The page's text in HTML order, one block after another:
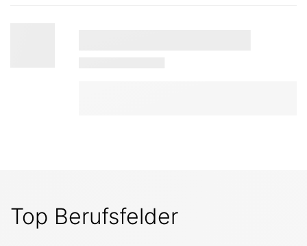
Top Berufsfelder